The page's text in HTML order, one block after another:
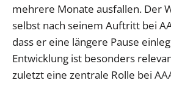
mehrere Monate ausfallen. Der
selbst nach seinem Auftritt bei
dass er eine längere Pause
Entwicklung ist besonders
zuletzt eine zentrale Rolle bei